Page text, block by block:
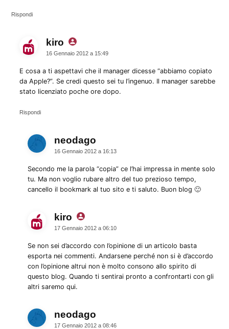
Rispondi
kiro dice:
16 Gennaio 2012 a 15:49
E cosa a ti aspettavi che il manager dicesse “abbiamo copiato
da Apple?”. Se credi questo sei tu l’ingenuo. Il manager sarebbe
stato licenziato poche ore dopo.
Rispondi
neodago
16 Gennaio 2012 a 16:13
Secondo me la parola “copia” ce l’hai impressa in mente solo
tu. Ma non voglio rubare altro del tuo prezioso tempo,
cancello il bookmark al tuo sito e ti saluto. Buon blog 🙂
kiro dice:
17 Gennaio 2012 a 06:10
Se non sei d’accordo con l’opinione di un articolo basta
esporta nei commenti. Andarsene perché non si è d’accordo
con l’opinione altrui non è molto consono allo spirito di
questo blog. Quando ti sentirai pronto a confrontarti con gli
altri saremo qui.
neodago
17 Gennaio 2012 a 08:46